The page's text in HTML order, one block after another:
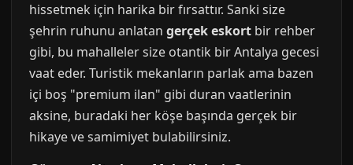
hissetmek için harika bir fırsattır. Sanki size
şehrin ruhunu anlatan gerçek eskort bir rehber
gibi, bu mahalleler size otantik bir Antalya gecesi
vaat eder. Turistik mekanların parlak ama bazen
içi boş "premium ilan" gibi duran vaatlerinin
aksine, buradaki her köşe başında gerçek bir
hikaye ve samimiyet bulabilirsiniz.